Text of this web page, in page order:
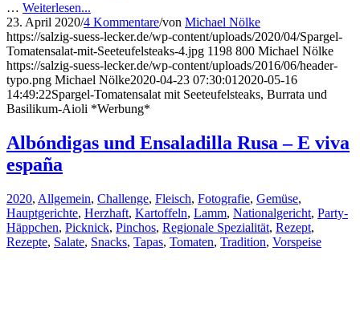
… Weiterlesen...
23. April 2020/4 Kommentare/von Michael Nölke
https://salzig-suess-lecker.de/wp-content/uploads/2020/04/Spargel-
Tomatensalat-mit-Seeteufelsteaks-4.jpg 1198 800 Michael Nölke
https://salzig-suess-lecker.de/wp-content/uploads/2016/06/header-
typo.png Michael Nölke2020-04-23 07:30:01 2020-05-16
14:49:22Spargel-Tomatensalat mit Seeteufelsteaks, Burrata und
Basilikum-Aioli *Werbung*
Albóndigas und Ensaladilla Rusa – E viva
españa
2020, Allgemein, Challenge, Fleisch, Fotografie, Gemüse,
Hauptgerichte, Herzhaft, Kartoffeln, Lamm, Nationalgericht, Party-
Häppchen, Picknick, Pinchos, Regionale Spezialität, Rezept,
Rezepte, Salate, Snacks, Tapas, Tomaten, Tradition, Vorspeise